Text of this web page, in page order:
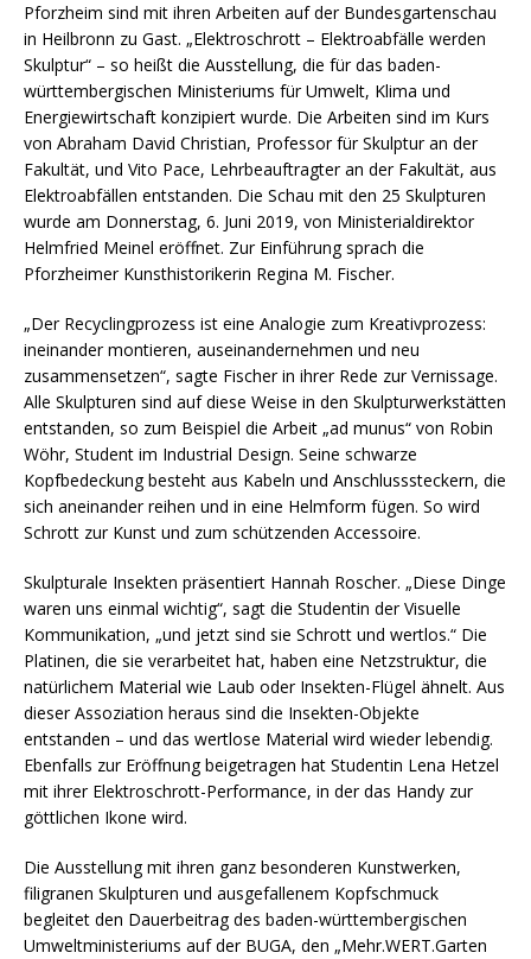
Pforzheim sind mit ihren Arbeiten auf der Bundesgartenschau
in Heilbronn zu Gast. „Elektroschrott – Elektroabfälle werden
Skulptur“ – so heißt die Ausstellung, die für das baden-
württembergischen Ministeriums für Umwelt, Klima und
Energiewirtschaft konzipiert wurde. Die Arbeiten sind im Kurs
von Abraham David Christian, Professor für Skulptur an der
Fakultät, und Vito Pace, Lehrbeauftragter an der Fakultät, aus
Elektroabfällen entstanden. Die Schau mit den 25 Skulpturen
wurde am Donnerstag, 6. Juni 2019, von Ministerialdirektor
Helmfried Meinel eröffnet. Zur Einführung sprach die
Pforzheimer Kunsthistorikerin Regina M. Fischer.
„Der Recyclingprozess ist eine Analogie zum Kreativprozess:
ineinander montieren, auseinandernehmen und neu
zusammensetzen“, sagte Fischer in ihrer Rede zur Vernissage.
Alle Skulpturen sind auf diese Weise in den Skulpturwerkstätten
entstanden, so zum Beispiel die Arbeit „ad munus“ von Robin
Wöhr, Student im Industrial Design. Seine schwarze
Kopfbedeckung besteht aus Kabeln und Anschlusssteckern, die
sich aneinander reihen und in eine Helmform fügen. So wird
Schrott zur Kunst und zum schützenden Accessoire.
Skulpturale Insekten präsentiert Hannah Roscher. „Diese Dinge
waren uns einmal wichtig“, sagt die Studentin der Visuelle
Kommunikation, „und jetzt sind sie Schrott und wertlos.“ Die
Platinen, die sie verarbeitet hat, haben eine Netzstruktur, die
natürlichem Material wie Laub oder Insekten-Flügel ähnelt. Aus
dieser Assoziation heraus sind die Insekten-Objekte
entstanden – und das wertlose Material wird wieder lebendig.
Ebenfalls zur Eröffnung beigetragen hat Studentin Lena Hetzel
mit ihrer Elektroschrott-Performance, in der das Handy zur
göttlichen Ikone wird.
Die Ausstellung mit ihren ganz besonderen Kunstwerken,
filigranen Skulpturen und ausgefallenem Kopfschmuck
begleitet den Dauerbeitrag des baden-württembergischen
Umweltministeriums auf der BUGA, den „Mehr.WERT.Garten